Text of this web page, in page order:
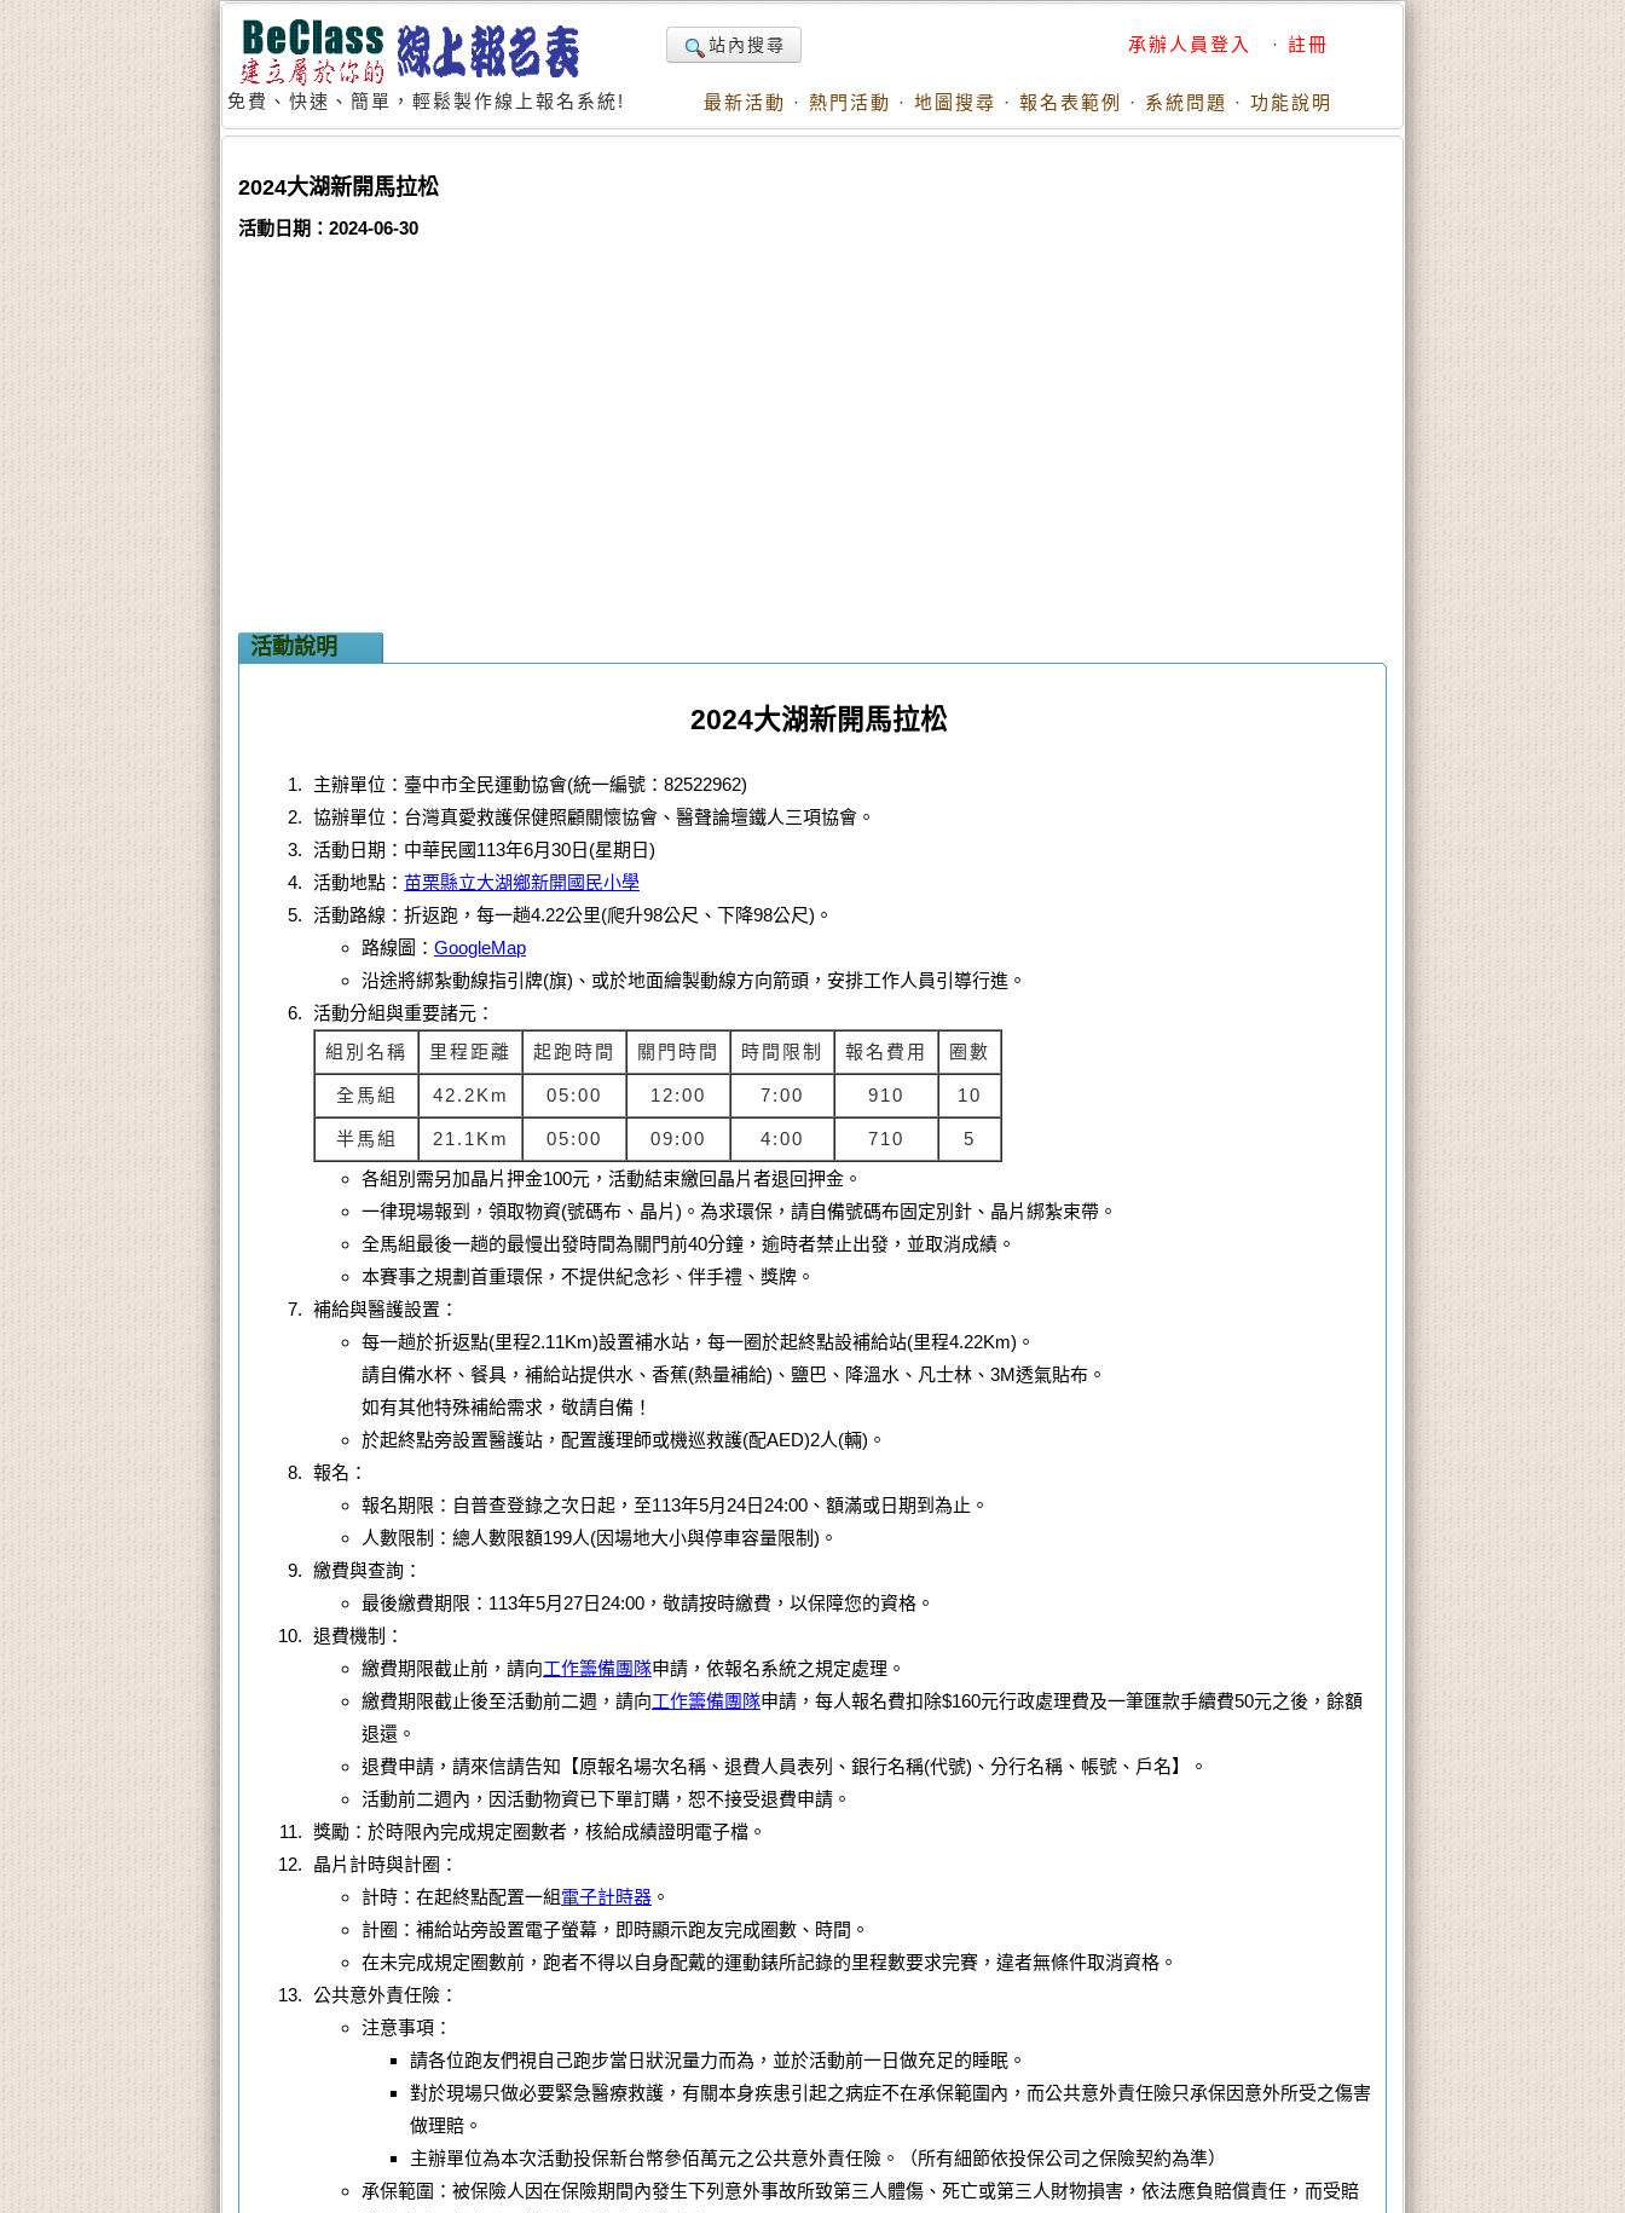
免費、快速、簡單，輕鬆製作線上報名系統!
站內搜尋 承辦人員登入 · 註冊
最新活動 · 熱門活動 · 地圖搜尋 · 報名表範例 · 系統問題 · 功能說明
2024大湖新開馬拉松
活動日期：2024-06-30
活動說明
2024大湖新開馬拉松
主辦單位：臺中市全民運動協會(統一編號：82522962)
協辦單位：台灣真愛救護保健照顧關懷協會、醫聲論壇鐵人三項協會。
活動日期：中華民國113年6月30日(星期日)
活動地點： 苗栗縣立大湖鄉新開國民小學
活動路線：折返跑，每一趟4.22公里(爬升98公尺、下降98公尺)。
路線圖： GoogleMap
沿途將綁紮動線指引牌(旗)、或於地面繪製動線方向箭頭，安排工作人員引導行進。
活動分組與重要諸元：
組別名稱
里程距離 起跑時間 關門時間 時間限制 報名費用 圈數
全馬組 42.2Km 05:00 12:00 7:00 910 10
半馬組 21.1Km 05:00 09:00 4:00 710
5
各組別需另加晶片押金100元，活動結束繳回晶片者退回押金。
一律現場報到，領取物資(號碼布、晶片)。為求環保，請自備號碼布固定別針、晶片綁紮束帶。
全馬組最後一趟的最慢出發時間為關門前40分鐘，逾時者禁止出發，並取消成績。
本賽事之規劃首重環保，不提供紀念衫、伴手禮、獎牌。
補給與醫護設置：
每一趟於折返點(里程2.11Km)設置補水站，每一圈於起終點設補給站(里程4.22Km)。
請自備水杯、餐具，補給站提供水、香蕉(熱量補給)、鹽巴、降溫水、凡士林、3M透氣貼布。
如有其他特殊補給需求，敬請自備！
於起終點旁設置醫護站，配置護理師或機巡救護(配AED)2人(輛)。
報名：
報名期限：自普查登錄之次日起，至113年5月24日24:00、額滿或日期到為止。
人數限制：總人數限額199人(因場地大小與停車容量限制)。
繳費與查詢：
最後繳費期限：113年5月27日24:00，敬請按時繳費，以保障您的資格。
退費機制：
繳費期限截止前，請向工作籌備團隊申請，依報名系統之規定處理。
繳費期限截止後至活動前二週，請向工作籌備團隊申請，每人報名費扣除$160元行政處理費及一筆匯款手續費50元之後，餘額
退還。
退費申請，請來信請告知【原報名場次名稱、退費人員表列、銀行名稱(代號)、分行名稱、帳號、戶名】。
活動前二週內，因活動物資已下單訂購，恕不接受退費申請。
獎勵：於時限內完成規定圈數者，核給成績證明電子檔。
晶片計時與計圈：
計時：在起終點配置一組電子計時器 。
計圈：補給站旁設置電子螢幕，即時顯示跑友完成圈數、時間。
在未完成規定圈數前，跑者不得以自身配戴的運動錶所記錄的里程數要求完賽，違者無條件取消資格。
公共意外責任險：
注意事項：
請各位跑友們視自己跑步當日狀況量力而為，並於活動前一日做充足的睡眠。
對於現場只做必要緊急醫療救護，有關本身疾患引起之病症不在承保範圍內，而公共意外責任險只承保因意外所受之傷害
做理賠。
主辦單位為本次活動投保新台幣參佰萬元之公共意外責任險。（所有細節依投保公司之保險契約為準）
承保範圍：被保險人因在保險期間內發生下列意外事故所致第三人體傷、死亡或第三人財物損害，依法應負賠償責任，而受賠